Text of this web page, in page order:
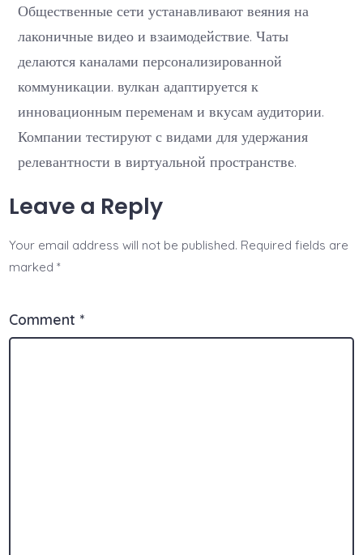
Общественные сети устанавливают веяния на
лаконичные видео и взаимодействие. Чаты
делаются каналами персонализированной
коммуникации. вулкан адаптируется к
инновационным переменам и вкусам аудитории.
Компании тестируют с видами для удержания
релевантности в виртуальной пространстве.
Leave a Reply
Your email address will not be published. Required fields are
marked*
Comment *